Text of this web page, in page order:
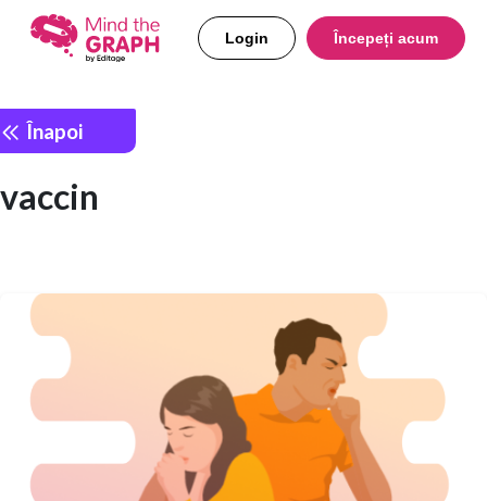
Login Începeți acum
Înapoi
vaccin